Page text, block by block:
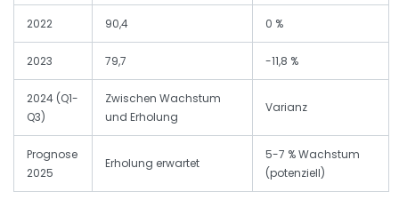
2022 90,4 0 %
2023 79,7 -11,8 %
2024 (Q1-
Q3)
Zwischen Wachstum
und Erholung
Varianz
Prognose
2025
Erholung erwartet
5-7 % Wachstum
(potenziell)